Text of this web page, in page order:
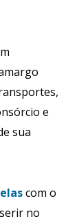
e
sua
com o
no